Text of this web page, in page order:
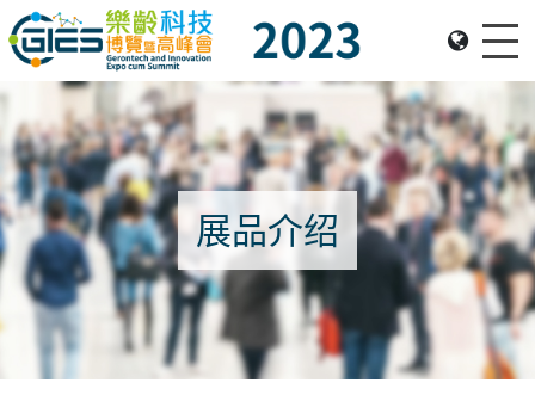
Date: Expo: 23-26 Nov 2023, Venue: Hall 1A-C, HKCEC
展品介绍